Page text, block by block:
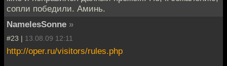
сопли победили. Аминь.
NamelesSonne »
#23 | 13.08.09 12:11
http://oper.ru/visitors/rules.php